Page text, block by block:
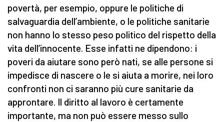
povertà, per esempio, oppure le politiche di
salvaguardia dell’ambiente, o le politiche sanitarie
non hanno lo stesso peso politico del rispetto della
vita dell’innocente. Esse infatti ne dipendono: i
poveri da aiutare sono però nati, se alle persone si
impedisce di nascere o le si aiuta a morire, nei loro
confronti non ci saranno più cure sanitarie da
approntare. Il diritto al lavoro è certamente
importante, ma non può essere messo sullo